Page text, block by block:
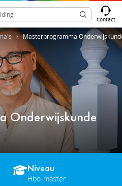
Contact
Masterprogramma
Onderwijskunde
Niveau
Hbo-master